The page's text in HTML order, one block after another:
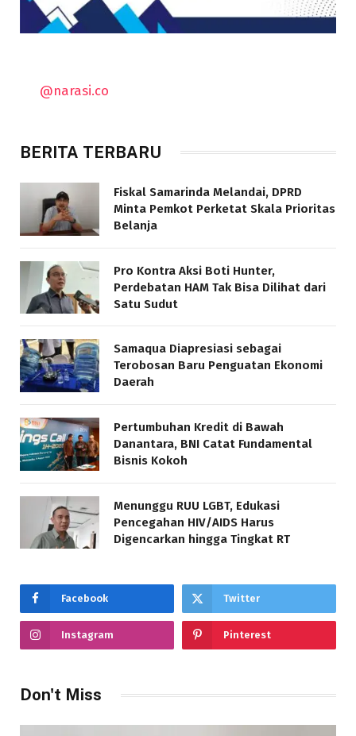
@narasi.co
BERITA TERBARU
Fiskal Samarinda Melandai, DPRD
Minta Pemkot Perketat Skala Prioritas
Belanja
Pro Kontra Aksi Boti Hunter,
Perdebatan HAM Tak Bisa Dilihat dari
Satu Sudut
Samaqua Diapresiasi sebagai
Terobosan Baru Penguatan Ekonomi
Daerah
Pertumbuhan Kredit di Bawah
Danantara, BNI Catat Fundamental
Bisnis Kokoh
Menunggu RUU LGBT, Edukasi
Pencegahan HIV/AIDS Harus
Digencarkan hingga Tingkat RT
Facebook Twitter
Instagram Pinterest
Don't Miss